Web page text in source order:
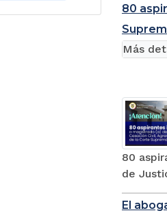
80
80
de
Más
El